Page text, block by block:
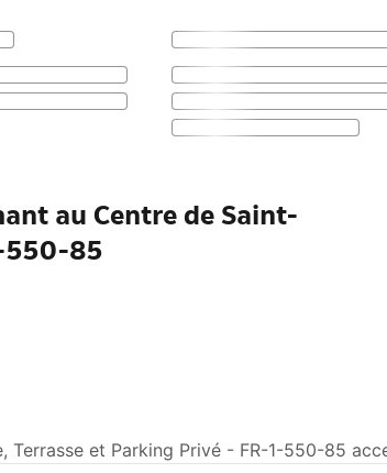
au Centre de Saint-
550-85
et Parking Privé - FR-1-550-85